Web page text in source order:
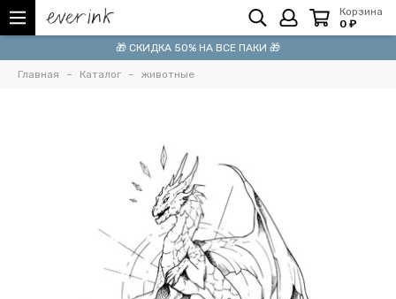
Корзина
0 ₽
🎁 СКИДКА 50% НА ВСЕ ПАКИ 🎁
Главная Каталог животные